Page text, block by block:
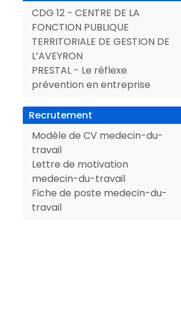
CDG 12 - CENTRE DE LA
FONCTION PUBLIQUE
TERRITORIALE DE GESTION DE
L’AVEYRON
PRESTAL - Le réflexe
prévention en entreprise
Recrutement
Modèle de CV medecin-du-
travail
Lettre de motivation
medecin-du-travail
Fiche de poste medecin-du-
travail